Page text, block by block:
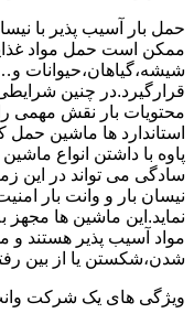
حمل بار آسیب پذیر با
ممکن است حمل مواد
شیشه،گیاهان،حیوانات
قرارگیرد.در چنین
محتویات بار نقش مهمی
استاندارد ها ماشین حمل
پاوه با داشتن انواع
سادگی می تواند در این
نیسان بار و وانت بار
نماید.این ماشین ها مجهز
مواد آسیب پذیر هستند و
شدن،شکستن یا از بین
ویژگی های یک شرکت